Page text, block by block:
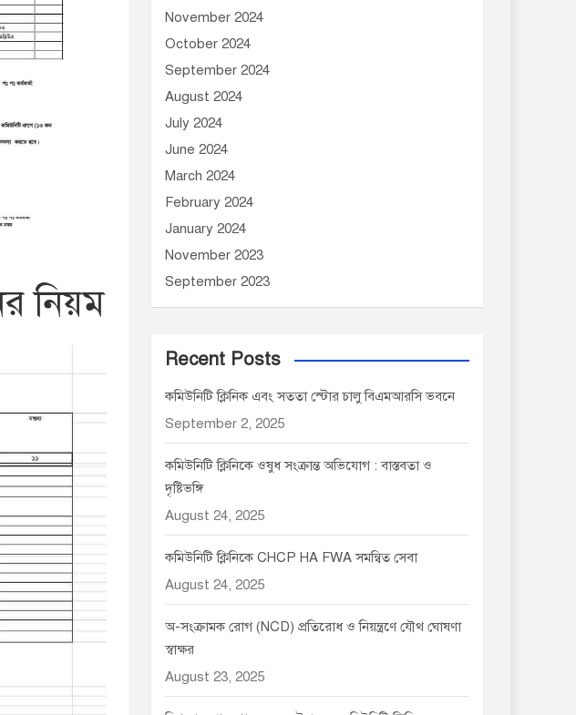
নিয়ম
November 2024
October 2024
September 2024
August 2024
July 2024
June 2024
March 2024
February 2024
January 2024
November 2023
September 2023
Recent Posts
কমিউনিটি ক্লিনিক এবং সততা স্টোর চালু বিএমআরসি ভবনে
September 2, 2025
কমিউনিটি ক্লিনিকে ওষুধ সংক্রান্ত অভিযোগ : বাস্তবতা ও
দৃষ্টিভঙ্গি
August 24, 2025
কমিউনিটি ক্লিনিকে CHCP HA FWA সমন্বিত সেবা
August 24, 2025
অ-সংক্রামক রোগ (NCD) প্রতিরোধ ও নিয়ন্ত্রণে যৌথ ঘোষণা
স্বাক্ষর
August 23, 2025